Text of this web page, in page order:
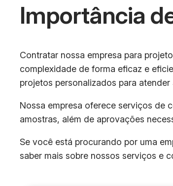
Importância
Contratar nossa empresa para
complexidade de forma eficaz e
projetos personalizados para
Nossa empresa oferece serviços de
amostras, além de aprovações
Se você está procurando por uma
saber mais sobre nossos serviços e